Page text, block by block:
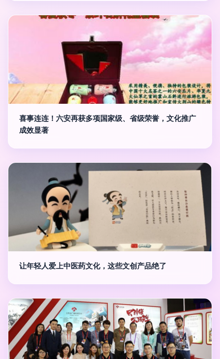
喜事连连！六安再获多项国家级、省级荣誉，文化推广
成效显著
让年轻人爱上中医药文化，这些文创产品绝了